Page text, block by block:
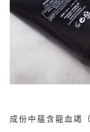
成份中蘊含龍血竭